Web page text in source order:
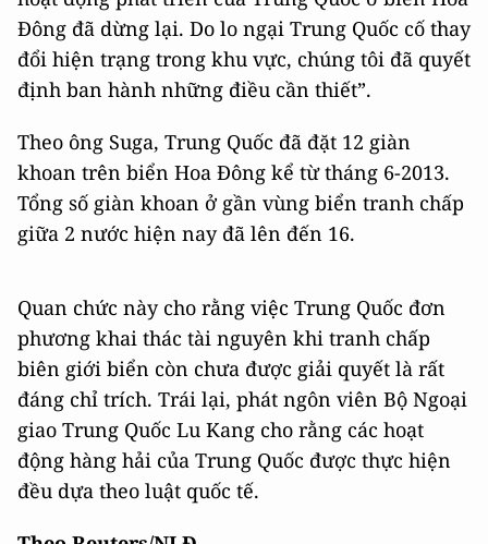
Đông đã dừng lại. Do lo ngại Trung Quốc cố thay
đổi hiện trạng trong khu vực, chúng tôi đã quyết
định ban hành những điều cần thiết”.
Theo ông Suga, Trung Quốc đã đặt 12 giàn
khoan trên biển Hoa Đông kể từ tháng 6-2013.
Tổng số giàn khoan ở gần vùng biển tranh chấp
giữa 2 nước hiện nay đã lên đến 16.
Quan chức này cho rằng việc Trung Quốc đơn
phương khai thác tài nguyên khi tranh chấp
biên giới biển còn chưa được giải quyết là rất
đáng chỉ trích. Trái lại, phát ngôn viên Bộ Ngoại
giao Trung Quốc Lu Kang cho rằng các hoạt
động hàng hải của Trung Quốc được thực hiện
đều dựa theo luật quốc tế.